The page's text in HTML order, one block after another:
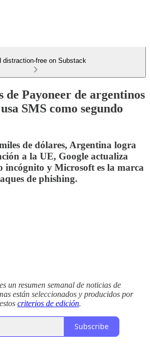
distraction-free on Substack
de Payoneer de argentinos
SMS como segundo
de dólares, Argentina logra
a la UE, Google actualiza
incógnito y Microsoft es la marca
de phishing.
un resumen semanal de noticias de
están seleccionados y producidos por
criterios de edición.
Subscribe